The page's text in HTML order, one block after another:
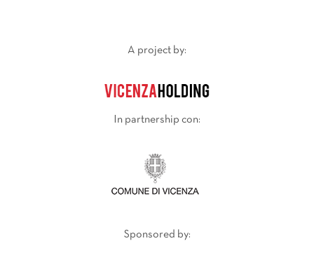
A project by:
In partnership con:
Sponsored by: